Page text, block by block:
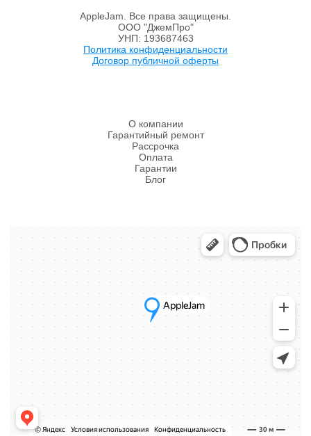
AppleJam. Все права защищены.
ООО "ДжемПро"
УНП: 193687463
Политика конфиденциальности
Договор публичной оферты
О компании
Гарантийный ремонт
Рассрочка
Оплата
Гарантии
Блог